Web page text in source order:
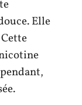
Elle